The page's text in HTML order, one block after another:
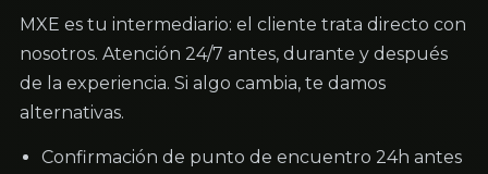
MXE es tu intermediario: el cliente trata directo con
nosotros. Atención 24/7 antes, durante y después
de la experiencia. Si algo cambia, te damos
alternativas.
Confirmación de punto de encuentro 24h antes